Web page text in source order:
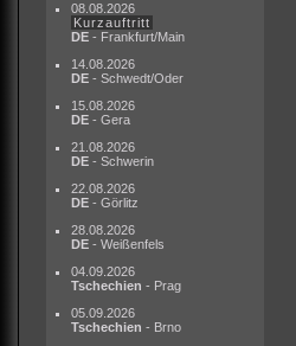
08.08.2026
Kurzauftritt
DE - Frankfurt/Main
14.08.2026
DE - Schwedt/Oder
15.08.2026
DE - Gera
21.08.2026
DE - Schwerin
22.08.2026
DE - Görlitz
28.08.2026
DE - Weißenfels
04.09.2026
Tschechien - Prag
05.09.2026
Tschechien - Brno